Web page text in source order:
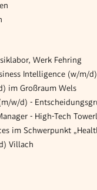
Werk Fehring
Intelligence (w/m/d)
im Großraum Wels
Villach